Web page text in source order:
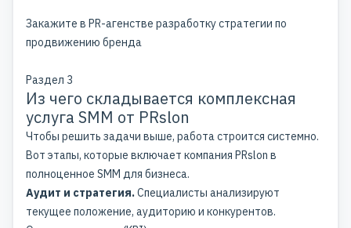
Закажите в PR-агенстве разработку стратегии по
продвижению бренда
Раздел 3
Из чего складывается комплексная
услуга SMM от PRslon
Чтобы решить задачи выше, работа строится системно.
Вот этапы, которые включает компания PRslon в
полноценное SMM для бизнеса.
Аудит и стратегия.Специалисты анализируют
текущее положение, аудиторию и конкурентов.